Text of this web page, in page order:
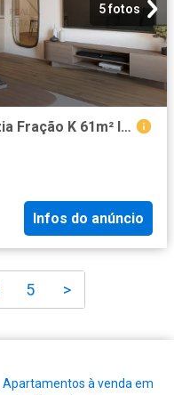
5 fotos
Apartamento T1 em Santa Luzia Fração K 61m² Imaculado Coração De Maria
Infos do anúncio
5 >
Apartamentos à venda em